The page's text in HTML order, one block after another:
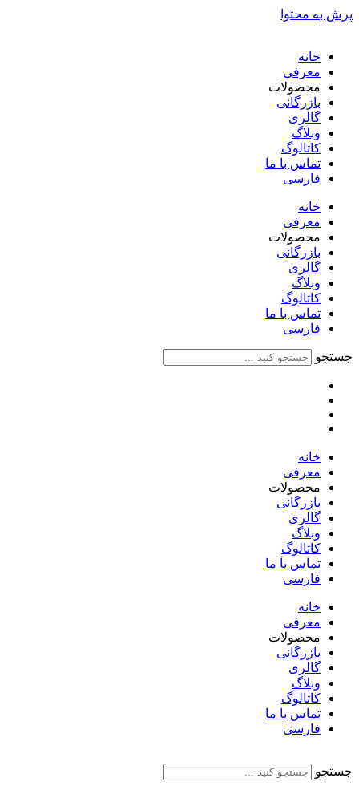
پرش به محتوا
خانه
معرفی
محصولات
بازرگانی
گالری
وبلاگ
کاتالوگ
تماس با ما
فارسی
خانه
معرفی
محصولات
بازرگانی
گالری
وبلاگ
کاتالوگ
تماس با ما
فارسی
English
جستجو
خانه
معرفی
محصولات
بازرگانی
گالری
وبلاگ
کاتالوگ
تماس با ما
فارسی
خانه
معرفی
محصولات
بازرگانی
گالری
وبلاگ
کاتالوگ
تماس با ما
فارسی
جستجو